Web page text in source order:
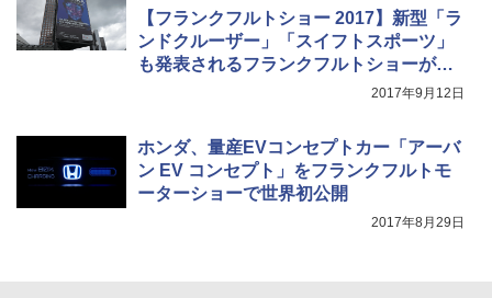
【フランクフルトショー 2017】新型「ラ
ンドクルーザー」「スイフトスポーツ」
も発表されるフランクフルトショーが、9
2017年9月12日
ホンダ、量産EVコンセプトカー「アーバ
ン EV コンセプト」をフランクフルトモ
ーターショーで世界初公開
2017年8月29日